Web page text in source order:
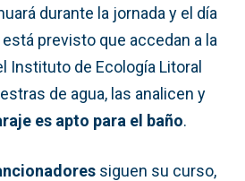
durante la jornada y el día
previsto que accedan a la
Instituto de Ecología Litoral
de agua, las analicen y
es apto para el baño.
siguen su curso,